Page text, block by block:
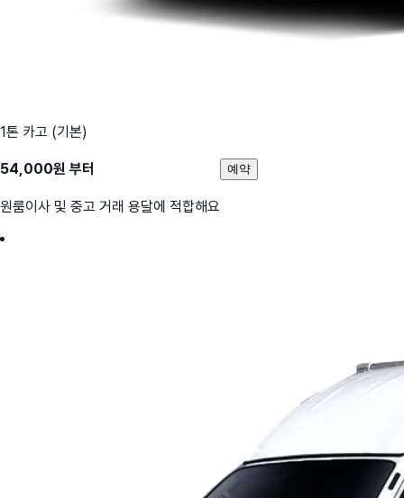
1톤 카고 (기본)
54,000원 부터
원룸이사 및 중고 거래 용달에 적합해요
예약